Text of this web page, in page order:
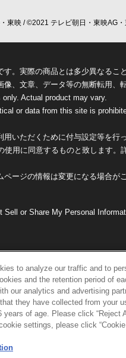
東映 / ©2021 テレビ朝日・東映AG
。実際の商品とは多少異なるこ
、文章、データ等の無断転用、
Actual product may vary.
or data from this site is
いただくために付与設定等を行
用に同意するものと致します。
ージの情報は変更になる場合が
Sell or Share My Personal
to analyze our traffic and to
and the retention period of
our analytics and advertising
they have collected from your
of age. Please click “Reject
settings, please click “Cookie